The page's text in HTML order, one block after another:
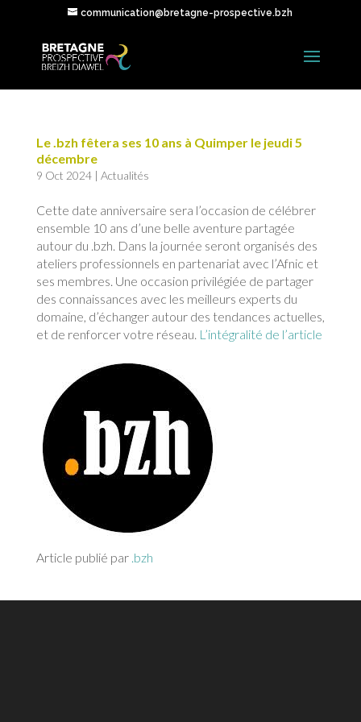
communication@bretagne-prospective.bzh
Le .bzh fêtera ses 10 ans à Quimper le jeudi 5
décembre
9 Oct 2024| Actualités
Cette date anniversaire sera l’occasion de célébrer
ensemble 10 ans d’une belle aventure partagée
autour du .bzh. Dans la journée seront organisés des
ateliers professionnels en partenariat avec l’Afnic et
ses membres. Une occasion privilégiée de partager
des connaissances avec les meilleurs experts du
domaine, d’échanger autour des tendances actuelles,
et de renforcer votre réseau. L’intégralité de l’article
Article publié par .bzh